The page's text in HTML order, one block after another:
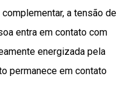
a tensão de
entra em contato com
energizada pela
permanece em contato